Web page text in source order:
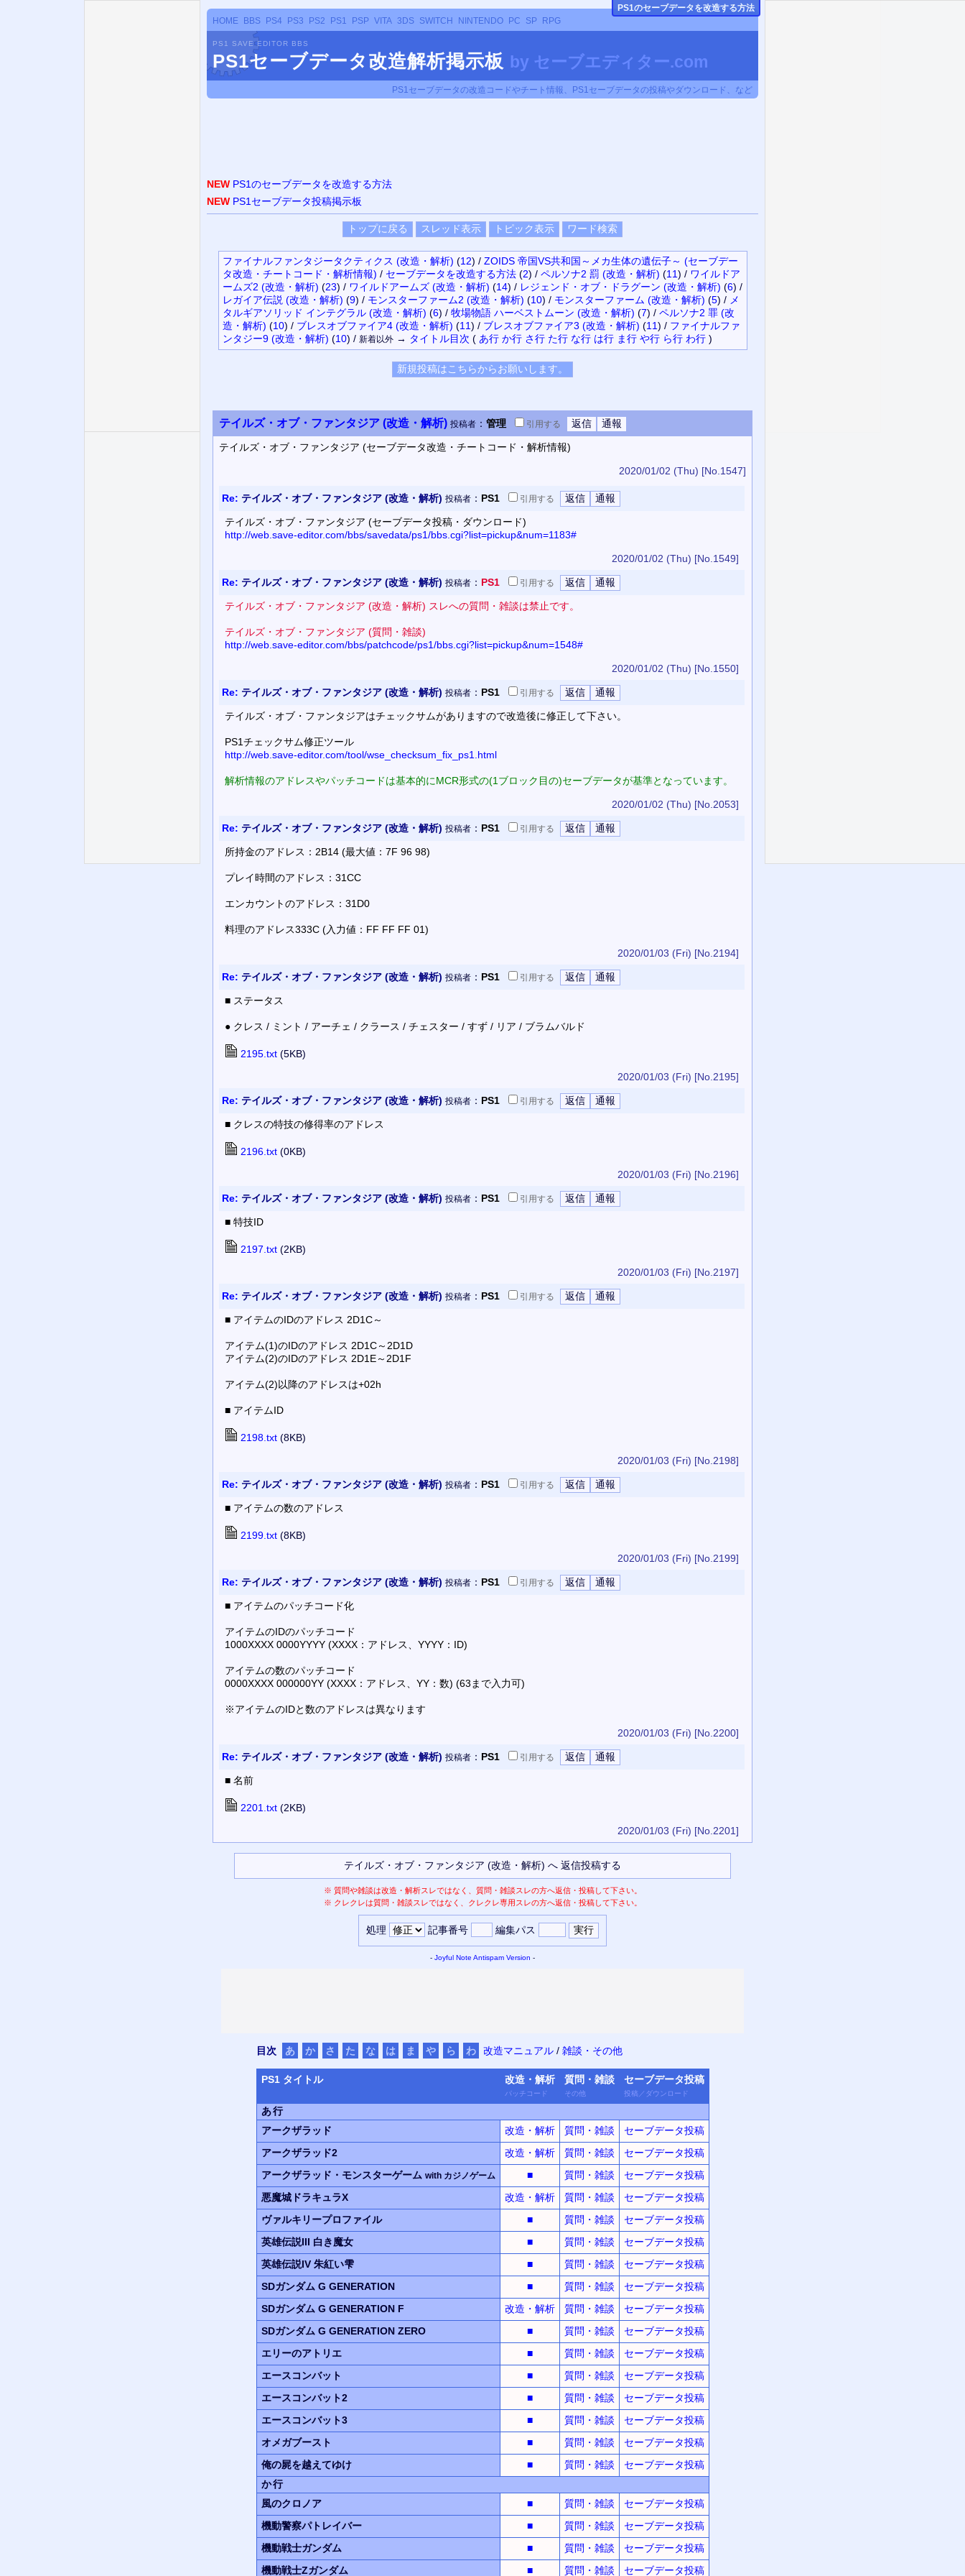
HOME BBS PS4 PS3 PS2 PS1 PSP VITA 3DS SWITCH NINTENDO PC SP RPG
PS1 SAVE EDITOR BBS
PS1セーブデータ改造解析掲示板 by セーブエディター.com
PS1セーブデータの改造コードやチート情報、PS1セーブデータの投稿やダウンロード、など
NEW PS1のセーブデータを改造する方法
NEW PS1セーブデータ投稿掲示板
ファイナルファンタジータクティクス (改造・解析) (12) / ZOIDS 帝国VS共和国～メカ生体の遺伝子～ (セーブデー
タ改造・チートコード・解析情報) / セーブデータを改造する方法 (2) / ペルソナ2 罰 (改造・解析) (11) / ワイルドア
ームズ2 (改造・解析) (23) / ワイルドアームズ (改造・解析) (14) / レジェンド・オブ・ドラグーン (改造・解析) (6) /
レガイア伝説 (改造・解析) (9) / モンスターファーム2 (改造・解析) (10) / モンスターファーム (改造・解析) (5) / メ
タルギアソリッド インテグラル (改造・解析) (6) / 牧場物語 ハーベストムーン (改造・解析) (7) / ペルソナ2 罪 (改
造・解析) (10) / ブレスオブファイア4 (改造・解析) (11) / ブレスオブファイア3 (改造・解析) (11) / ファイナルファ
ンタジー9 (改造・解析) (10) / 新着以外→ タイトル目次 ( あ行 か行 さ行 た行 な行 は行 ま行 や行 ら行 わ行)
テイルズ・オブ・ファンタジア (改造・解析) 投稿者 ： 管理 引用する
テイルズ・オブ・ファンタジア (セーブデータ改造・チートコード・解析情報)
2020/01/02 (Thu) [No.1547]
Re: テイルズ・オブ・ファンタジア (改造・解析) 投稿者 ： PS1 引用する
テイルズ・オブ・ファンタジア (セーブデータ投稿・ダウンロード)
http://web.save-editor.com/bbs/savedata/ps1/bbs.cgi?list=pickup&num=1183#
2020/01/02 (Thu) [No.1549]
Re: テイルズ・オブ・ファンタジア (改造・解析) 投稿者 ： PS1 引用する
テイルズ・オブ・ファンタジア (改造・解析) スレへの質問・雑談は禁止です。
テイルズ・オブ・ファンタジア (質問・雑談)
http://web.save-editor.com/bbs/patchcode/ps1/bbs.cgi?list=pickup&num=1548#
2020/01/02 (Thu) [No.1550]
Re: テイルズ・オブ・ファンタジア (改造・解析) 投稿者 ： PS1 引用する
テイルズ・オブ・ファンタジアはチェックサムがありますので改造後に修正して下さい。
PS1チェックサム修正ツール
http://web.save-editor.com/tool/wse_checksum_fix_ps1.html
解析情報のアドレスやパッチコードは基本的にMCR形式の(1ブロック目の)セーブデータが基準となっています。
2020/01/02 (Thu) [No.2053]
Re: テイルズ・オブ・ファンタジア (改造・解析) 投稿者 ： PS1 引用する
所持金のアドレス：2B14 (最大値：7F 96 98)
プレイ時間のアドレス：31CC
エンカウントのアドレス：31D0
料理のアドレス333C (入力値：FF FF FF 01)
2020/01/03 (Fri) [No.2194]
Re: テイルズ・オブ・ファンタジア (改造・解析) 投稿者 ： PS1 引用する
■ ステータス
● クレス / ミント / アーチェ / クラース / チェスター / すず / リア / ブラムバルド
2195.txt (5KB)
2020/01/03 (Fri) [No.2195]
Re: テイルズ・オブ・ファンタジア (改造・解析) 投稿者 ： PS1 引用する
■ クレスの特技の修得率のアドレス
2196.txt (0KB)
2020/01/03 (Fri) [No.2196]
Re: テイルズ・オブ・ファンタジア (改造・解析) 投稿者 ： PS1 引用する
■ 特技ID
2197.txt (2KB)
2020/01/03 (Fri) [No.2197]
Re: テイルズ・オブ・ファンタジア (改造・解析) 投稿者 ： PS1 引用する
■ アイテムのIDのアドレス 2D1C～
アイテム(1)のIDのアドレス 2D1C～2D1D
アイテム(2)のIDのアドレス 2D1E～2D1F
アイテム(2)以降のアドレスは+02h
■ アイテムID
2198.txt (8KB)
2020/01/03 (Fri) [No.2198]
Re: テイルズ・オブ・ファンタジア (改造・解析) 投稿者 ： PS1 引用する
■ アイテムの数のアドレス
2199.txt (8KB)
2020/01/03 (Fri) [No.2199]
Re: テイルズ・オブ・ファンタジア (改造・解析) 投稿者 ： PS1 引用する
■ アイテムのパッチコード化
アイテムのIDのパッチコード
1000XXXX 0000YYYY (XXXX：アドレス、YYYY：ID)
アイテムの数のパッチコード
0000XXXX 000000YY (XXXX：アドレス、YY：数) (63まで入力可)
※アイテムのIDと数のアドレスは異なります
2020/01/03 (Fri) [No.2200]
Re: テイルズ・オブ・ファンタジア (改造・解析) 投稿者 ： PS1 引用する
■ 名前
2201.txt (2KB)
2020/01/03 (Fri) [No.2201]
※ 質問や雑談は改造・解析スレではなく、質問・雑談スレの方へ返信・投稿して下さい。
※ クレクレは質問・雑談スレではなく、クレクレ専用スレの方へ返信・投稿して下さい。
処理 記事番号 編集パス
- Joyful Note Antispam Version -
目次 あ か さ た な は ま や ら わ 改造マニュアル/ 雑談・その他
PS1 タイトル 改造・ 解析
パッチ コード
質問・ 雑談
その他
セーブデータ投稿
投稿 ／ ダウン ロード
あ行
アークザラッド
改造・解析 質問・雑談
セーブデータ投稿
アークザラッド2
改造・解析 質問・雑談
セーブデータ投稿
アークザラッド・ モンスターゲーム with カジノゲーム ■ 質問・雑談
セーブデータ投稿
悪魔城ドラキュラX
改造・解析 質問・雑談
セーブデータ投稿
ヴァルキリープロファイル
■ 質問・雑談
セーブデータ投稿
英雄伝説III 白き魔女 ■ 質問・雑談
セーブデータ投稿
英雄伝説IV 朱紅い雫 ■ 質問・雑談
セーブデータ投稿
SDガンダム G GENERATION
■ 質問・雑談
セーブデータ投稿
SDガンダム G GENERATION F
改造・解析 質問・雑談
セーブデータ投稿
SDガンダム G GENERATION ZERO
■ 質問・雑談
セーブデータ投稿
エリーのアトリエ
■ 質問・雑談
セーブデータ投稿
エースコンバット
■ 質問・雑談
セーブデータ投稿
エースコンバット2
■ 質問・雑談
セーブデータ投稿
エースコンバット3
■ 質問・雑談
セーブデータ投稿
オメガブースト
■ 質問・雑談
セーブデータ投稿
俺の屍を越えてゆけ
■ 質問・雑談
セーブデータ投稿
か行
風のクロノア
■ 質問・雑談
セーブデータ投稿
機動警察パトレイバー
■ 質問・雑談
セーブデータ投稿
機動戦士ガンダム
■ 質問・雑談
セーブデータ投稿
機動戦士Zガンダム
■ 質問・雑談 セーブデータ投稿
PS1のセーブデータを改造する方法